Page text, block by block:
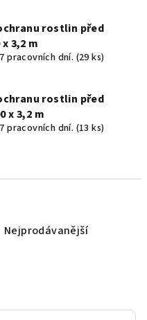
rostlin před
3,2 m
pracovních dní. (29 ks)
rostlin před
x 3,2 m
pracovních dní. (13 ks)
Nejprodávanější